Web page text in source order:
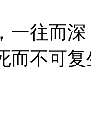
一往而
而不可